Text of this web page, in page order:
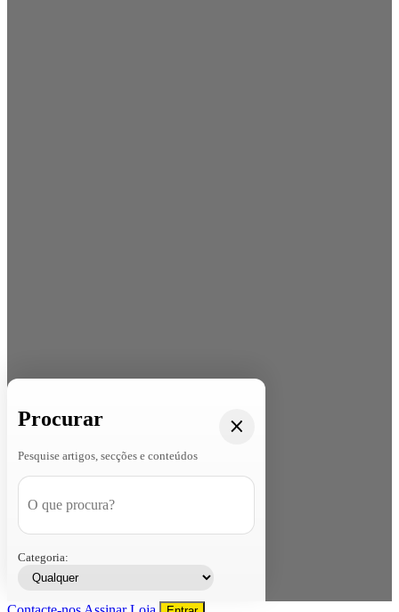
Procurar
Pesquise artigos, secções e conteúdos
Categoria: